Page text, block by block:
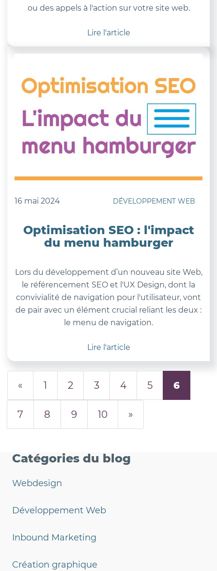
ou des appels à l'action sur votre site web.
Lire l'article
16 mai 2024 DÉVELOPPEMENT WEB
Optimisation SEO : l'impact
du menu hamburger
Lors du développement d’un nouveau site Web,
le référencement SEO et l'UX Design, dont la
convivialité de navigation pour l'utilisateur, vont
de pair avec un élément crucial reliant les deux :
le menu de navigation.
Lire l'article
« 1 2 3 4 5 6
7 8 9 10 »
Catégories du blog
Webdesign
Développement Web
Inbound Marketing
Création graphique